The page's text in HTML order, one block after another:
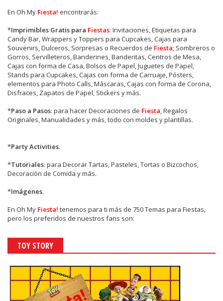
En Oh My Fiesta! encontrarás:
*Imprimibles Gratis para Fiestas: Invitaciones, Etiquetas para
Candy Bar, Wrappers y Toppers para Cupcakes, Cajas para
Souvenirs, Dulceros, Sorpresas o Recuerdos de Fiesta; Sombreros o
Gorros, Servilleteros, Banderines, Banderitas, Centros de Mesa,
Cajas con forma de Casa, Bolsos de Papel, Juguetes de Papel,
Stands para Cupcakes, Cajas con forma de Carruaje, Pósters,
elementos para Photo Calls, Máscaras, Cajas con forma de Corona,
Disfraces, Zapatos de Papel, Stickers y más.
*Paso a Pasos: para hacer Decoraciones de Fiesta, Regalos
Originales, Manualidades y más, todo con moldes y plantillas.
*Party Activities.
*Tutoriales: para Decorar Tartas, Pasteles, Tortas o Bizcochos,
Decoración de Comida y más.
*Imágenes.
En Oh My Fiesta! tenemos para ti más de 750 Temas para Fiestas,
pero los preferidos de nuestros fans son:
TOY STORY